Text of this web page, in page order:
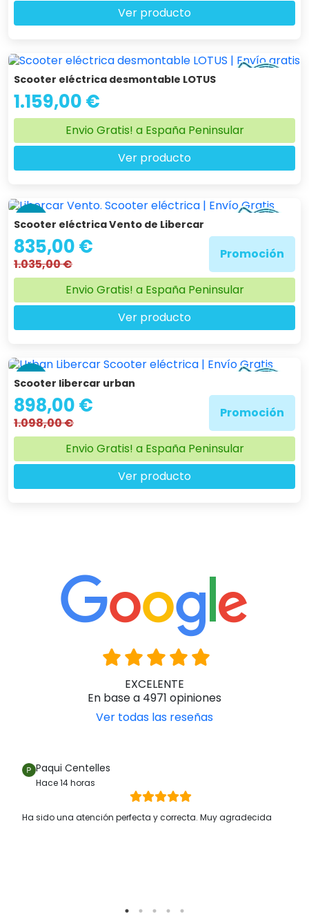
Ver producto
Scooter eléctrica desmontable LOTUS
1.159,00 €
Envio Gratis! a España Peninsular
Ver producto
-19 %
Scooter eléctrica Vento de Libercar
835,00 €
1.035,00 €
Promoción
Envio Gratis! a España Peninsular
Ver producto
-18 %
Scooter libercar urban
898,00 €
1.098,00 €
Promoción
Envio Gratis! a España Peninsular
Ver producto
EXCELENTE
En base a 4971 opiniones
Ver todas las reseñas
Paqui Centelles
Hace 14 horas
Ha sido una atención perfecta y correcta. Muy agradecida